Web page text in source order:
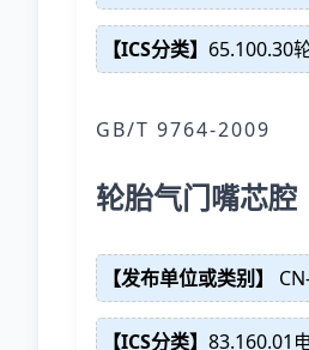
【ICS分类】 65.100.30
GB/T 9764-2009
轮胎气门嘴芯腔
【发布单位或类别】
【ICS分类】 83.160.01